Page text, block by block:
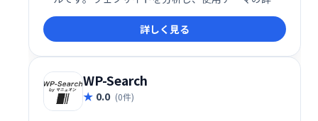
情報（開発者サイトへのリンク含む）と使用プラグイ
ンの一覧を提供します。ウェブサイト構築のヒントや
参考情報を得るのに役立ちます。
詳しく見る
WP-Search
0.0 (0件)